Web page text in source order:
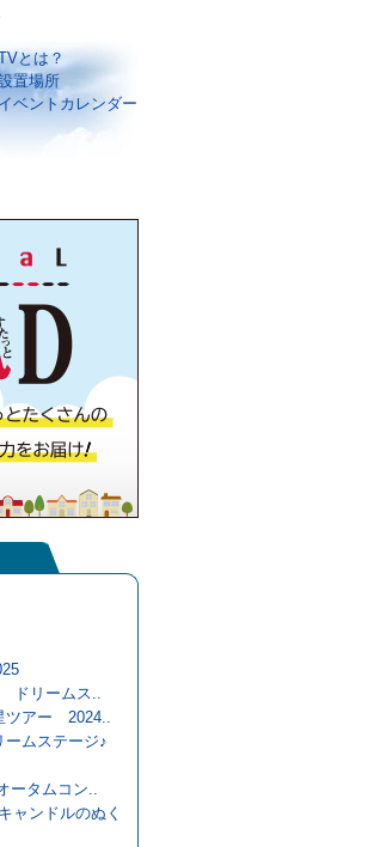
とは？
置場所
ベントカレンダー
ドリームス..
ツアー 2024..
ムステージ♪
ータムコン..
ンドルのぬく